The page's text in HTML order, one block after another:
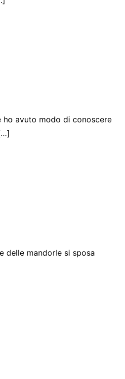
ho avuto modo di conoscere
delle mandorle si sposa